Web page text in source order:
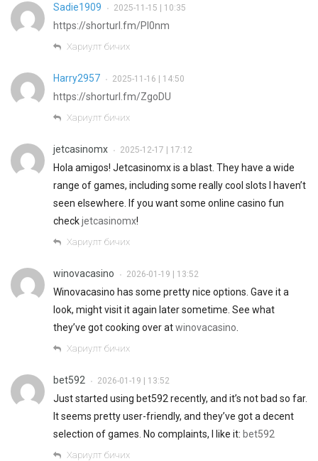
Sadie1909 • 2025-11-15 | 10:35
https://shorturl.fm/PI0nm
Хариулт бичих
Harry2957 • 2025-11-16 | 14:50
https://shorturl.fm/ZgoDU
Хариулт бичих
jetcasinomx • 2025-12-17 | 17:12
Hola amigos! Jetcasinomx is a blast. They have a wide
range of games, including some really cool slots I haven’t
seen elsewhere. If you want some online casino fun
checkjetcasinomx!
Хариулт бичих
winovacasino • 2026-01-19 | 13:52
Winovacasino has some pretty nice options. Gave it a
look, might visit it again later sometime. See what
they’ve got cooking over atwinovacasino
Хариулт бичих
bet592 • 2026-01-19 | 13:52
Just started using bet592 recently, and it’s not bad so far.
It seems pretty user-friendly, and they’ve got a decent
selection of games. No complaints, I like it: bet592
Хариулт бичих